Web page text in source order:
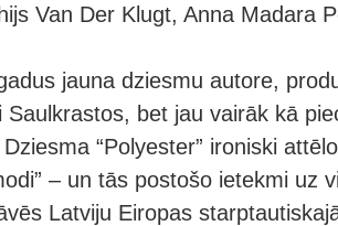
Van Der Klugt, Anna Madara
jauna dziesmu autore,
Saulkrastos, bet jau vairāk kā
“Polyester” ironiski
– un tās postošo ietekmi uz
Latviju Eiropas